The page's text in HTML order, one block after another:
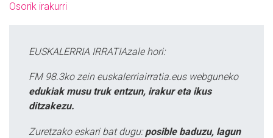
Osorik irakurri
EUSKALERRIA IRRATIAzale hori:
FM 98.3ko zein euskalerriairratia.eus webguneko
edukiak musu truk entzun, irakur eta ikus
ditzakezu.
Zuretzako eskari bat dugu: posible baduzu, lagun